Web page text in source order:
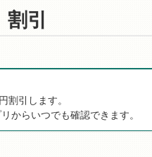
引
割引します。
からいつでも確認できます。